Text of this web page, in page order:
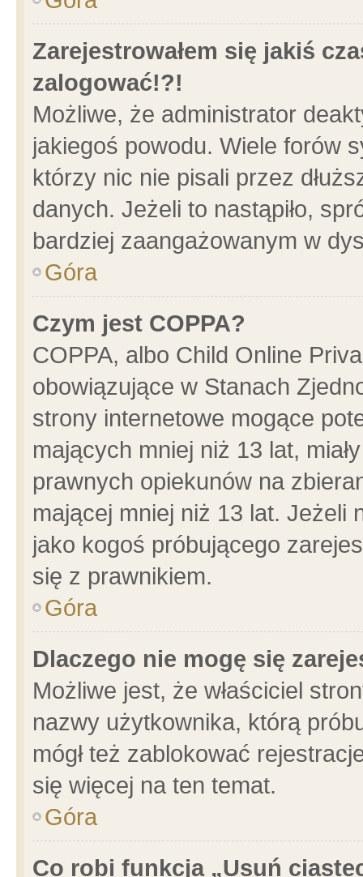
Zarejestrowałem się jakiś
zalogować!?!
Możliwe, że administrator
jakiegoś powodu. Wiele forów
którzy nic nie pisali przez
danych. Jeżeli to nastąpiło,
bardziej zaangażowanym w
Góra
Czym jest COPPA?
COPPA, albo Child Online
obowiązujące w Stanach
strony internetowe mogące
mających mniej niż 13 lat,
prawnych opiekunów na
mającej mniej niż 13 lat. Jeżeli
jako kogoś próbującego
się z prawnikiem.
Góra
Dlaczego nie mogę się
Możliwe jest, że właściciel
nazwy użytkownika, którą
mógł też zablokować
się więcej na ten temat.
Góra
Co robi funkcja „Usuń